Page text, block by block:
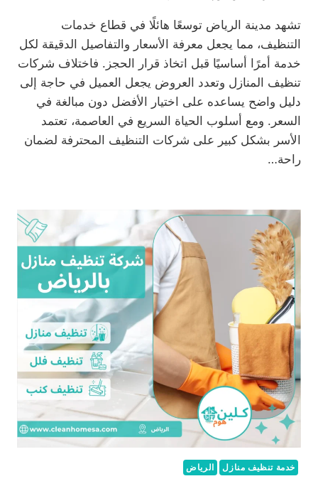
تشهد مدينة الرياض توسعًا هائلًا في قطاع خدمات
التنظيف، مما يجعل معرفة الأسعار والتفاصيل الدقيقة لكل
خدمة أمرًا أساسيًا قبل اتخاذ قرار الحجز. فاختلاف شركات
تنظيف المنازل وتعدد العروض يجعل العميل في حاجة إلى
دليل واضح يساعده على اختيار الأفضل دون مبالغة في
السعر. ومع أسلوب الحياة السريع في العاصمة، تعتمد
الأسر بشكل كبير على شركات التنظيف المحترفة لضمان
راحة…
خدمة تنظيف منازل الرياض